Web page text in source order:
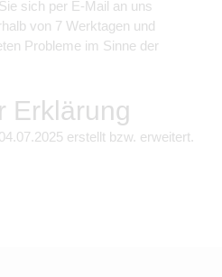
sich per E-Mail an uns
von 7 Werktagen und
Probleme im Sinne der
Erklärung
04.07.2025 erstellt bzw. erweitert.